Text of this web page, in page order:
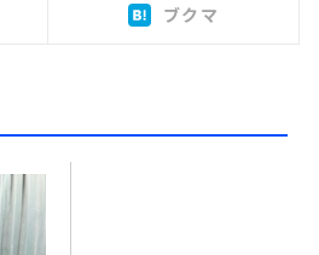
ブクマ